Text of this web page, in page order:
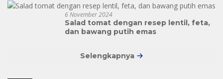
6 November 2024
Salad tomat dengan resep lentil, feta,
dan bawang putih emas
Selengkapnya